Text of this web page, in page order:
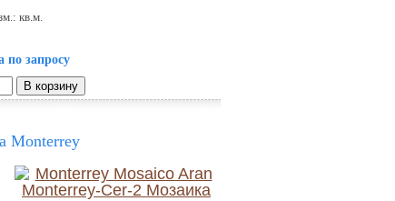
кв.м.
по запросу
Monterrey